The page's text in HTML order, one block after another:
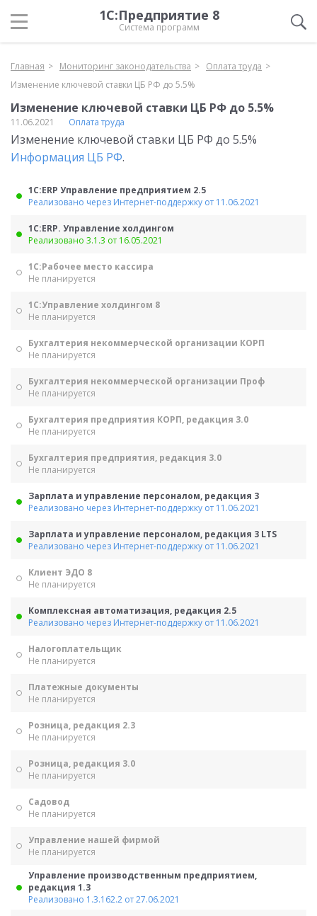
1С:Предприятие 8
Система программ
Главная Мониторинг законодательства
Оплата труда
Изменение ключевой ставки ЦБ РФ до 5.5%
Изменение ключевой ставки ЦБ РФ до 5.5%
11.06.2021 Оплата труда
Изменение ключевой ставки ЦБ РФ до 5.5%
Информация ЦБ РФ.
1С:ERP Управление предприятием 2.5
Реализовано через Интернет-поддержку от 11.06.2021
1С:ERP. Управление холдингом
Реализовано 3.1.3 от 16.05.2021
1С:Рабочее место кассира
Не планируется
1С:Управление холдингом 8
Не планируется
Бухгалтерия некоммерческой организации КОРП
Не планируется
Бухгалтерия некоммерческой организации Проф
Не планируется
Бухгалтерия предприятия КОРП, редакция 3.0
Не планируется
Бухгалтерия предприятия, редакция 3.0
Не планируется
Зарплата и управление персоналом, редакция 3
Реализовано через Интернет-поддержку от 11.06.2021
Зарплата и управление персоналом, редакция 3 LTS
Реализовано через Интернет-поддержку от 11.06.2021
Клиент ЭДО 8
Не планируется
Комплексная автоматизация, редакция 2.5
Реализовано через Интернет-поддержку от 11.06.2021
Налогоплательщик
Не планируется
Платежные документы
Не планируется
Розница, редакция 2.3
Не планируется
Розница, редакция 3.0
Не планируется
Садовод
Не планируется
Управление нашей фирмой
Не планируется
Управление производственным предприятием,
редакция 1.3
Реализовано 1.3.162.2 от 27.06.2021